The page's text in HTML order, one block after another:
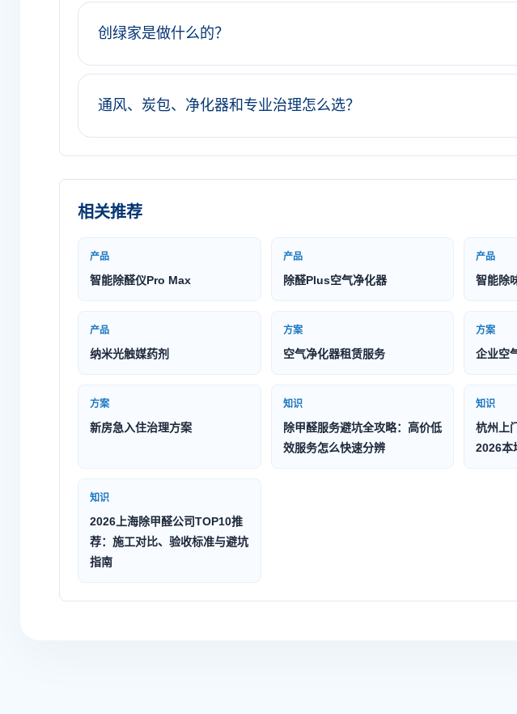
创绿家是做什么的？
通风、炭包、净化器和专业治理怎么选？
相关推荐
产品
智能除醛仪Pro Max
产品
除醛Plus空气净化器
产品
智能除
产品
纳米光触媒药剂
方案
空气净化器租赁服务
方案
企业空
方案
新房急入住治理方案
知识
除甲醛服务避坑全攻略：高价低
效服务怎么快速分辨
知识
杭州上
2026本
知识
2026上海除甲醛公司TOP10推
荐：施工对比、验收标准与避坑
指南